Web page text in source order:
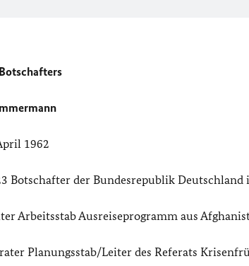
1962
Botschafter der Bundesrepublik
Arbeitsstab Ausreiseprogramm aus
Planungsstab/Leiter des Referats